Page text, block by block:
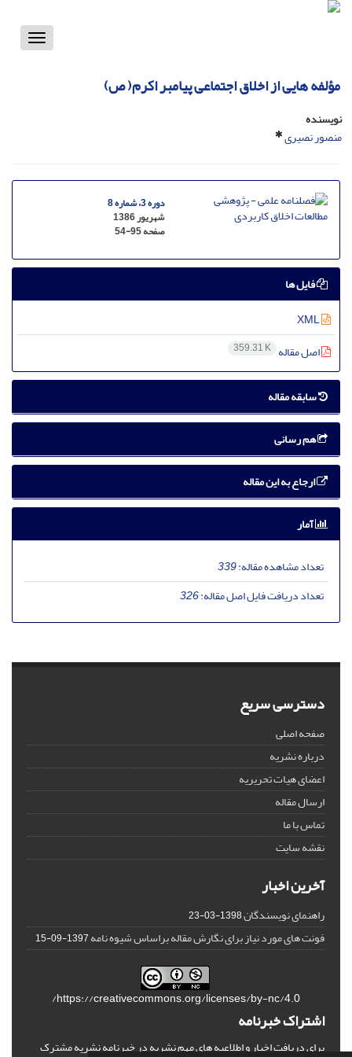
Toggle
مؤلفه هایی از اخلاق اجتماعی پیامبر اکرم( ص)
نویسنده
منصور نصیری
دوره 3، شماره 8
شهریور 1386
صفحه54-95
فایل ها
اصل مقاله 359.31 K
سابقه مقاله
هم رسانی
ارجاع به این مقاله
آمار
تعداد مشاهده مقاله:339
تعداد دریافت فایل اصل مقاله:326
دسترسی سریع
صفحه اصلی
درباره نشریه
اعضای هیات تحریریه
ارسال مقاله
تماس با ما
نقشه سایت
آخرین اخبار
راهنمای نویسندگان1398-03-23
فونت های مورد نیاز برای نگارش مقاله براساس شیوه نامه1397-09-15
https://creativecommons.org/licenses/by-nc/4.0/
اشتراک خبرنامه
برای دریافت اخبار و اطلاعیه های مهم نشریه در خبرنامه نشریه مشترک